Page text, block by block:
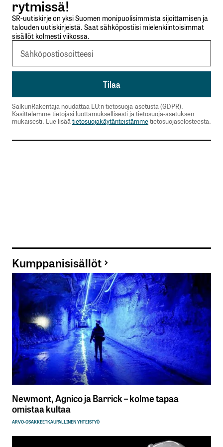
rytmissä!
SR-uutiskirje on yksi Suomen monipuolisimmista sijoittamisen ja
talouden uutiskirjeistä. Saat sähköpostiisi mielenkiintoisimmat
sisällöt kolmesti viikossa.
SalkunRakentaja noudattaa EU:n tietosuoja-asetusta (GDPR).
Käsittelemme tietojasi luottamuksellisesti ja tietosuoja-asetuksen
mukaisesti. Lue lisää tietosuojakäytänteistämmetietosuojaselosteesta.
Kumppanisisällöt
Newmont, Agnico ja Barrick – kolme tapaa
omistaa kultaa
ARVO-OSAKKEETKAUPALLINEN YHTEISTYÖ